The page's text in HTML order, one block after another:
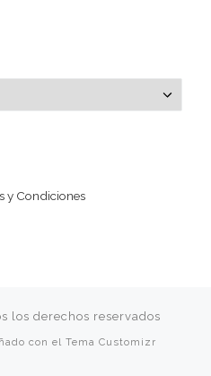
y Condiciones
los derechos reservados
con el Tema Customizr